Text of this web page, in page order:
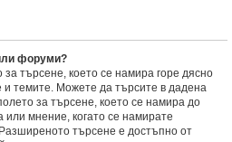
форуми?
търсене, което се намира горе дясно
и темите. Можете да търсите в дадена
за търсене, което се намира до
или мнение, когато се намирате
търсене е достъпно от